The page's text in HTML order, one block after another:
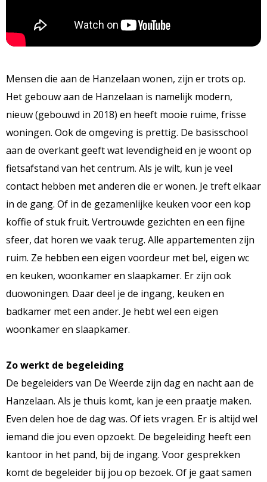
Mensen die aan de Hanzelaan wonen, zijn er trots op.
Het gebouw aan de Hanzelaan is namelijk modern,
nieuw (gebouwd in 2018) en heeft mooie ruime, frisse
woningen. Ook de omgeving is prettig. De basisschool
aan de overkant geeft wat levendigheid en je woont op
fietsafstand van het centrum. Als je wilt, kun je veel
contact hebben met anderen die er wonen. Je treft elkaar
in de gang. Of in de gezamenlijke keuken voor een kop
koffie of stuk fruit. Vertrouwde gezichten en een fijne
sfeer, dat horen we vaak terug. Alle appartementen zijn
ruim. Ze hebben een eigen voordeur met bel, eigen wc
en keuken, woonkamer en slaapkamer. Er zijn ook
duowoningen. Daar deel je de ingang, keuken en
badkamer met een ander. Je hebt wel een eigen
woonkamer en slaapkamer.
Zo werkt de begeleiding
De begeleiders van De Weerde zijn dag en nacht aan de
Hanzelaan. Als je thuis komt, kan je een praatje maken.
Even delen hoe de dag was. Of iets vragen. Er is altijd wel
iemand die jou even opzoekt. De begeleiding heeft een
kantoor in het pand, bij de ingang. Voor gesprekken
komt de begeleider bij jou op bezoek. Of je gaat samen